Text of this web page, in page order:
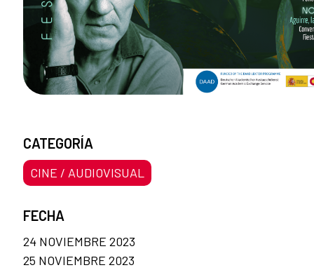
CATEGORÍA
CINE / AUDIOVISUAL
FECHA
24 NOVIEMBRE 2023
25 NOVIEMBRE 2023